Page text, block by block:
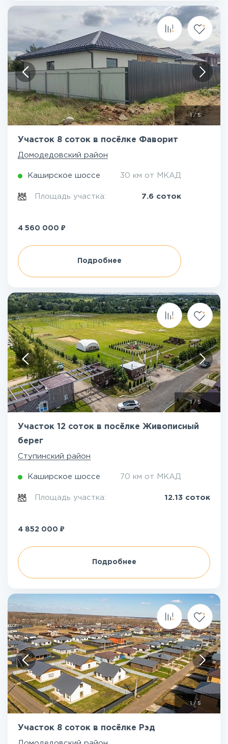
1/5
Участок 8 соток в посёлке Фаворит
Домодедовский район
Каширское шоссе 30 км от МКАД
Площадь участка: 7.6 соток
4 560 000 ₽
Подробнее
1 /5
Участок 12 соток в посёлке Живописный
берег
Ступинский район
Каширское шоссе 70 км от МКАД
Площадь участка: 12.13 соток
4 852 000 ₽
Подробнее
1/ 5
Участок 8 соток в посёлке Рэд